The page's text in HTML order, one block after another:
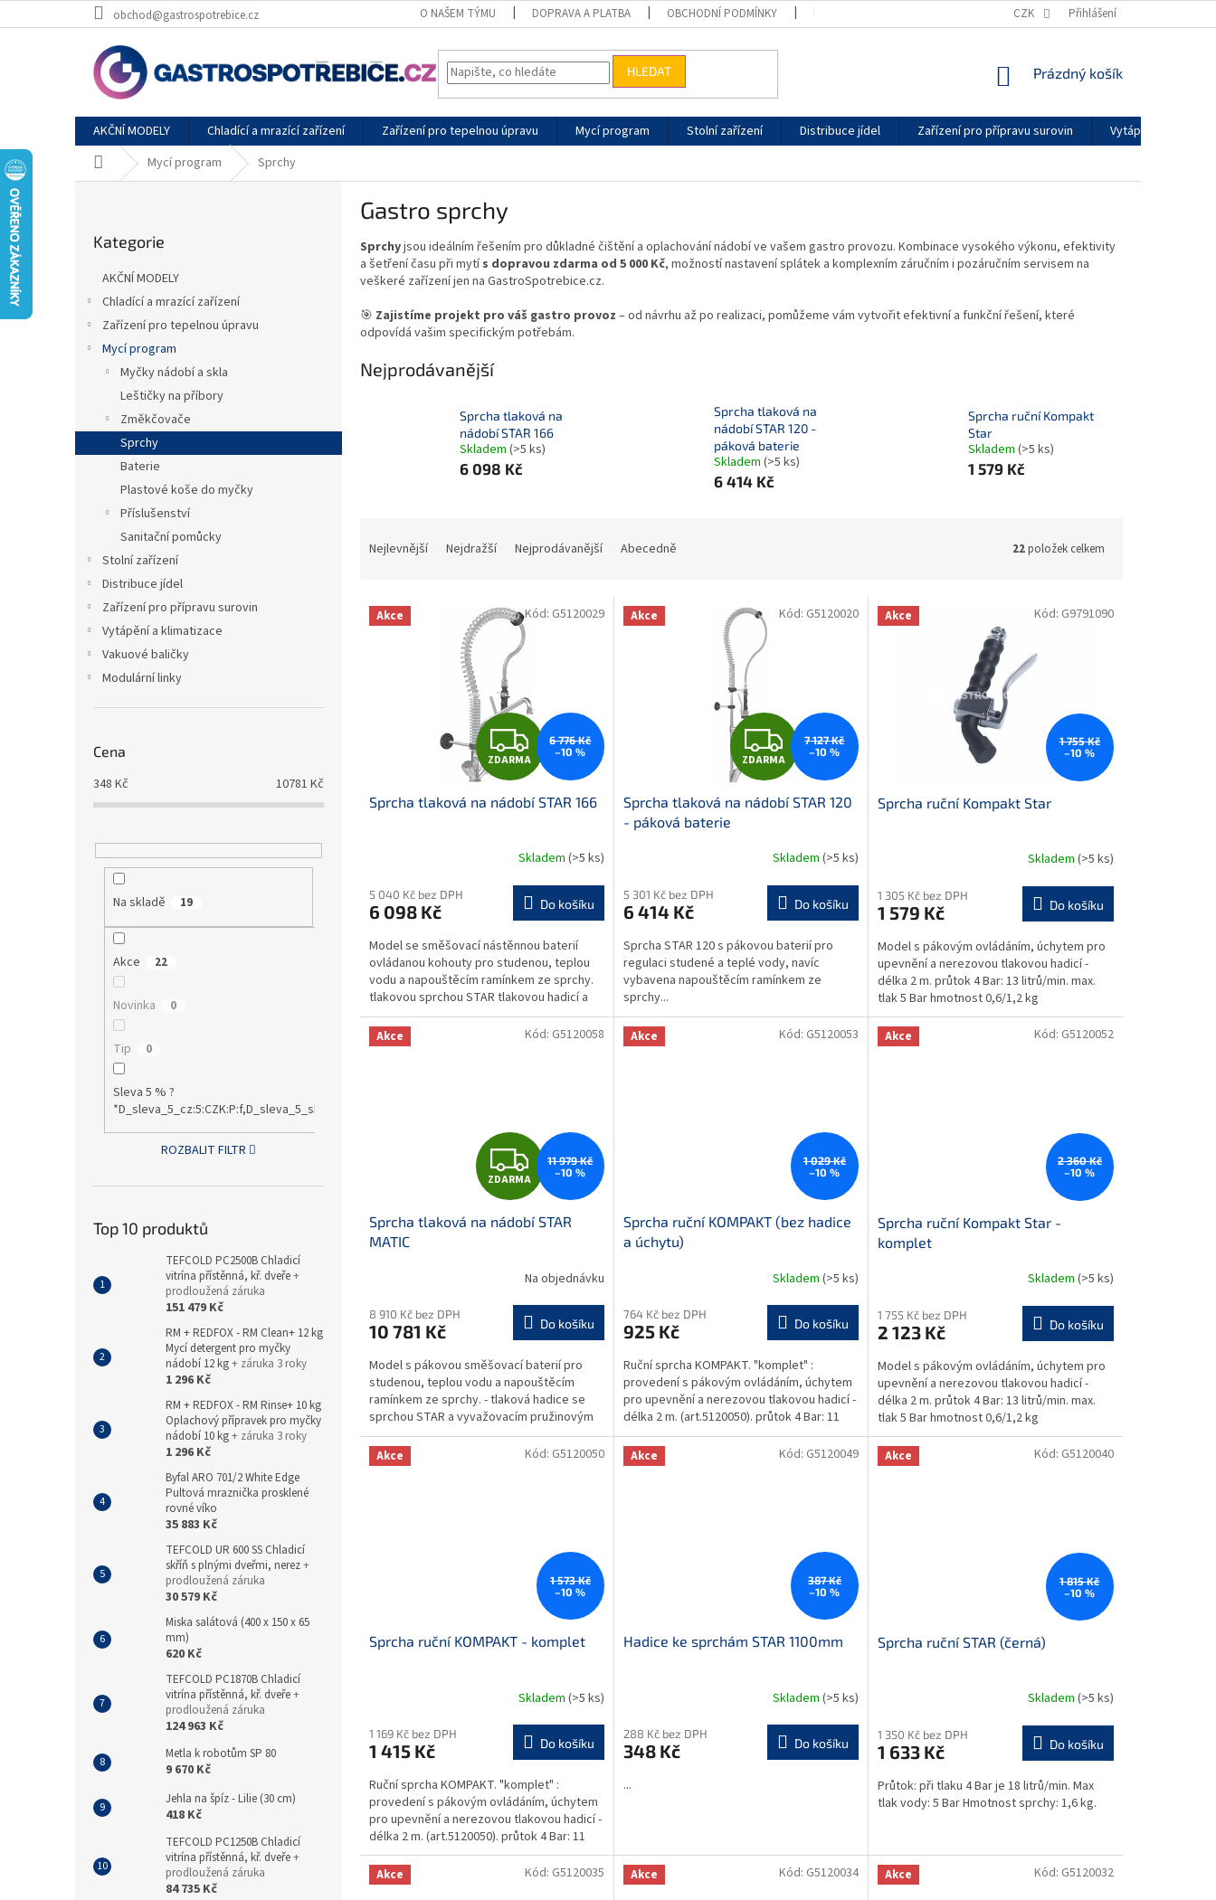
na
obchod@gastrospotrebice.cz O NAŠEM TÝMU DOPRAVA A PLATBA OBCHODNÍ PODMÍNKY ZÁRUČNÍ PODMÍNKY DODACÍ LHŮTY
CZK Přihlášení
HLEDAT
NÁKUPNÍ
Prázdný košík
AKČNÍ MODELY Chladící a mrazící zařízení Zařízení pro tepelnou úpravu Mycí program Stolní zařízení Distribuce jídel Zařízení pro přípravu surovin
Vytápění a
Domů Mycí program Sprchy
e
l
kategorie
Kategorie
AKČNÍ MODELY
Chladící a mrazící zařízení
Zařízení pro tepelnou úpravu
Mycí program
Myčky nádobí a skla
Leštičky na příbory
Změkčovače
Sprchy
Baterie
Plastové koše do myčky
Příslušenství
Sanitační pomůcky
Stolní zařízení
Distribuce jídel
Zařízení pro přípravu surovin
Vytápění a klimatizace
Vakuové baličky
Modulární linky
Cena
348 Kč 10781 Kč
Na skladě 19
Akce 22
Novinka 0
Tip 0
Sleva 5 % ?
*D_sleva_5_cz:5:CZK:P:f,D_sleva_5_sk:5:EUR:P:f!S1:0
ROZBALIT FILTR
Top 10 produktů
TEFCOLD PC2500B Chladicí
vitrína přístěnná, kř. dveře+
prodloužená záruka
151 479 Kč
RM + REDFOX - RM Clean+ 12 kg
Mycí detergent pro myčky
nádobí 12 kg+ záruka 3 roky
1 296 Kč
RM + REDFOX - RM Rinse+ 10 kg
Oplachový přípravek pro myčky
nádobí 10 kg+ záruka 3 roky
1 296 Kč
Byfal ARO 701/2 White Edge
Pultová mraznička prosklené
rovné víko
35 883 Kč
TEFCOLD UR 600 SS Chladicí
skříň s plnými dveřmi, nerez+
prodloužená záruka
30 579 Kč
Miska salátová (400 x 150 x 65
mm)
620 Kč
TEFCOLD PC1870B Chladicí
vitrína přístěnná, kř. dveře+
prodloužená záruka
124 963 Kč
Metla k robotům SP 80
9 670 Kč
Jehla na špíz - Lilie (30 cm)
418 Kč
TEFCOLD PC1250B Chladicí
vitrína přístěnná, kř. dveře+
prodloužená záruka
84 735 Kč
Gastro sprchy
Sprchyjsou ideálním řešením pro důkladné čištění a oplachování nádobí ve vašem gastro provozu. Kombinace vysokého výkonu, efektivity
a šetření času při mytís dopravou zdarma od 5 000 Kč, možností nastavení splátek a komplexním záručním i pozáručním servisem na
veškeré zařízení jen na GastroSpotrebice.cz.
🎯 Zajistíme projekt pro váš gastro provoz – od návrhu až po realizaci, pomůžeme vám vytvořit efektivní a funkční řešení, které
odpovídá vašim specifickým potřebám.
Nejprodávanější
Sprcha tlaková na
nádobí STAR 166
Skladem (>5 ks)
6 098 Kč
Sprcha tlaková na
nádobí STAR 120 -
páková baterie
Skladem (>5 ks)
6 414 Kč
Sprcha ruční Kompakt
Star
Skladem (>5 ks)
1 579 Kč
n
Nejlevnější Nejdražší Nejprodávanější Abecedně 22položek celkem
V Akce
Z
D
A
R
M
A
ZDARMA
6 776 Kč
–10 %
Sprcha tlaková na nádobí STAR 166
Skladem (>5 ks)
5 040 Kč bez DPH
6 098 Kč Do košíku
Model se směšovací nástěnnou baterií
ovládanou kohouty pro studenou, teplou
vodu a napouštěcím ramínkem ze sprchy.
tlakovou sprchou STAR tlakovou hadicí a
vyvažovací pružinou...
Kód: G5120029 Akce
Z
D
A
R
M
A
ZDARMA
7 127 Kč
–10 %
Sprcha tlaková na nádobí STAR 120
- páková baterie
Skladem (>5 ks)
5 301 Kč bez DPH
6 414 Kč Do košíku
Sprcha STAR 120 s pákovou baterií pro
regulaci studené a teplé vody, navíc
vybavena napouštěcím ramínkem ze
sprchy...
Kód: G5120020 Akce
1 755 Kč
–10 %
Sprcha ruční Kompakt Star
Skladem (>5 ks)
1 305 Kč bez DPH
1 579 Kč Do košíku
Model s pákovým ovládáním, úchytem pro
upevnění a nerezovou tlakovou hadicí -
délka 2 m. průtok 4 Bar: 13 litrů/min. max.
tlak 5 Bar hmotnost 0,6/1,2 kg
Kód: G9791090
Akce
Z
D
A
R
M
A
ZDARMA
11 979 Kč
–10 %
Sprcha tlaková na nádobí STAR
MATIC
Na objednávku
8 910 Kč bez DPH
10 781 Kč Do košíku
Model s pákovou směšovací baterií pro
studenou, teplou vodu a napouštěcím
ramínkem ze sprchy. - tlaková hadice se
sprchou STAR a vyvažovacím pružinovým
ramenem s tlumičem...
Kód: G5120058 Akce
1 029 Kč
–10 %
Sprcha ruční KOMPAKT (bez hadice
a úchytu)
Skladem (>5 ks)
764 Kč bez DPH
925 Kč Do košíku
Ruční sprcha KOMPAKT. "komplet" :
provedení s pákovým ovládáním, úchytem
pro upevnění a nerezovou tlakovou hadicí -
délka 2 m. (art.5120050). průtok 4 Bar: 11
litrů/min....
Kód: G5120053 Akce
2 360 Kč
–10 %
Sprcha ruční Kompakt Star -
komplet
Skladem (>5 ks)
1 755 Kč bez DPH
2 123 Kč Do košíku
Model s pákovým ovládáním, úchytem pro
upevnění a nerezovou tlakovou hadicí -
délka 2 m. průtok 4 Bar: 13 litrů/min. max.
tlak 5 Bar hmotnost 0,6/1,2 kg
Kód: G5120052
Akce
1 573 Kč
–10 %
Sprcha ruční KOMPAKT - komplet
Skladem (>5 ks)
1 169 Kč bez DPH
1 415 Kč Do košíku
Ruční sprcha KOMPAKT. "komplet" :
provedení s pákovým ovládáním, úchytem
pro upevnění a nerezovou tlakovou hadicí -
délka 2 m. (art.5120050). průtok 4 Bar: 11
litrů/min....
Kód: G5120050 Akce
387 Kč
–10 %
Hadice ke sprchám STAR 1100mm
Skladem (>5 ks)
288 Kč bez DPH
348 Kč Do košíku
...
Kód: G5120049 Akce
1 815 Kč
–10 %
Sprcha ruční STAR (černá)
Skladem (>5 ks)
1 350 Kč bez DPH
1 633 Kč Do košíku
Průtok: při tlaku 4 Bar je 18 litrů/min. Max
tlak vody: 5 Bar Hmotnost sprchy: 1,6 kg.
Kód: G5120040
Akce Kód: G5120035 Akce Kód: G5120034 Akce Kód: G5120032